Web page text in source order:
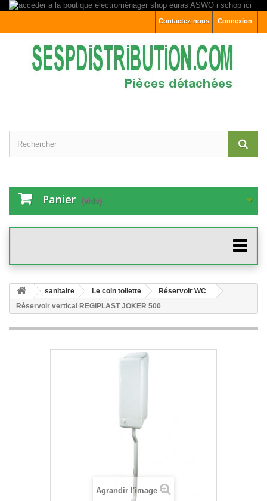
Connexion
Contactez-nous
Panier (vide)
sanitaire Le coin toilette
Réservoir WC
Réservoir vertical REGIPLAST JOKER 500
Agrandir l'image